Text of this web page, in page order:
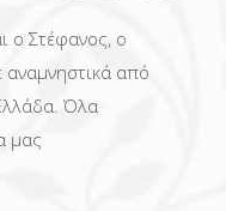
ο Στέφανος, ο
αναμνηστικά από
Όλα
μας